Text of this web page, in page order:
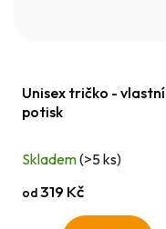
hodnocení
produktu
z
Unisex tričko - vlastní
potisk
Skladem(>5 ks)
od319 Kč